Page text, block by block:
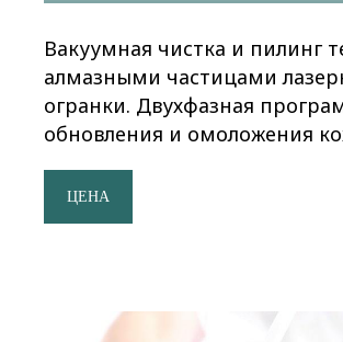
Вакуумная чистка и пилинг
алмазными частицами
огранки. Двухфазная
обновления и омоложения
ЦЕНА